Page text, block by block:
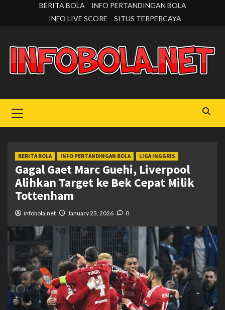
BERITA BOLA
INFO PERTANDINGAN BOLA
INFO LIVE SCORE
SITUS TERPERCAYA
Menu
BERITA BOLA INFO PERTANDINGAN BOLA LIGA INGGRIS
Gagal Gaet Marc Guehi, Liverpool
Alihkan Target ke Bek Cepat Milik
Tottenham
infobola.net January 23, 2026 0